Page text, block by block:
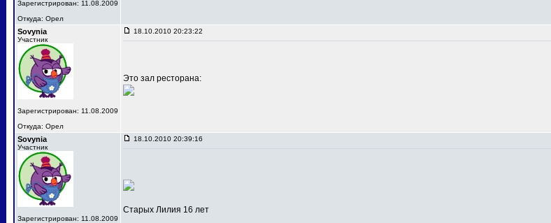
Зарегистрирован: 11.08.2009
Откуда: Орел
Sovynia
Участник
Зарегистрирован: 11.08.2009
Откуда: Орел
18.10.2010 20:23:22
Это зал ресторана:
Sovynia
Участник
Зарегистрирован: 11.08.2009
18.10.2010 20:39:16
Старых Лилия 16 лет